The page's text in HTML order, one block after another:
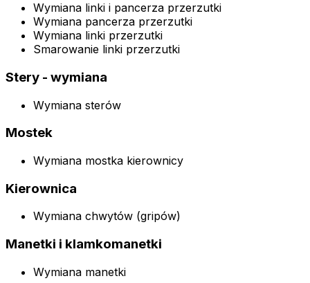
Wymiana linki i pancerza przerzutki
Wymiana pancerza przerzutki
Wymiana linki przerzutki
Smarowanie linki przerzutki
Stery - wymiana
Wymiana sterów
Mostek
Wymiana mostka kierownicy
Kierownica
Wymiana chwytów (gripów)
Manetki i klamkomanetki
Wymiana manetki